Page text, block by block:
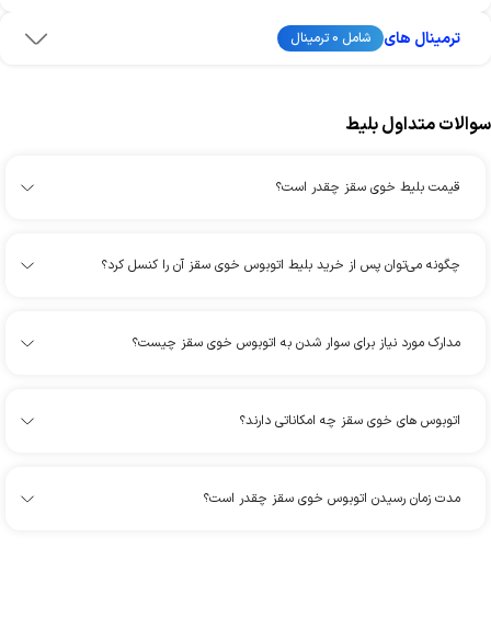
ترمینال های شامل 0 ترمینال
سوالات متداول بلیط
قیمت بلیط خوی سقز چقدر است؟
چگونه می‌توان پس از خرید بلیط اتوبوس خوی سقز آن را کنسل کرد؟
مدارک مورد نیاز برای سوار شدن به اتوبوس خوی سقز چیست؟
اتوبوس های خوی سقز چه امکاناتی دارند؟
مدت زمان رسیدن اتوبوس خوی سقز چقدر است؟